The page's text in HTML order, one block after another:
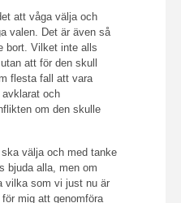
att våga välja och
valen. Det är även så
bort. Vilket inte alls
att för den skull
flesta fall att vara
avklarat och
om den skulle
välja och med tanke
bjuda alla, men om
vilka som vi just nu är
mig att genomföra